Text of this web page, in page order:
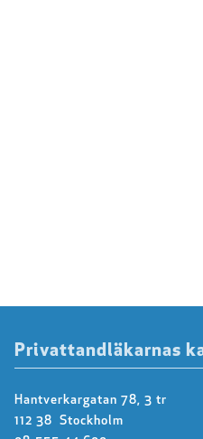
Privattandläkarnas
Hantverkargatan 78, 3 tr
112 38 Stockholm